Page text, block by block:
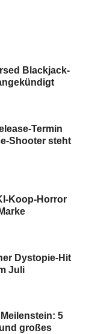
Blackjack-
Termin
Shooter steht
Koop-Horror
Dystopie-Hit
Juli
5
großes